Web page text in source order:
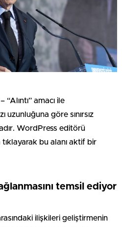
amacı ile
uzunluğuna göre sınırsız
WordPress editörü
tıklayarak bu alanı aktif bir
temsil ediyor
ilişkileri geliştirmenin